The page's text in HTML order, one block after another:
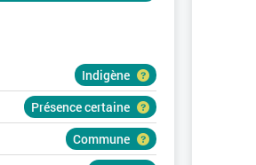
Indigène
Présence certaine
Commune